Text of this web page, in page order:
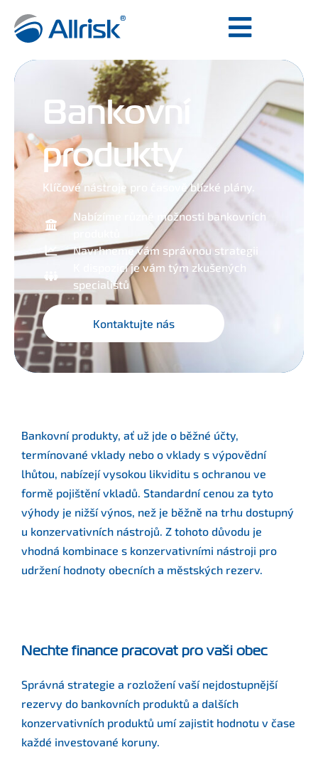
Bankovní
produkty
Klíčové nástroje pro časově blízké plány.
Nabízíme různé možnosti bankovních
Navrhneme vám správnou strategii
K dispozici je vám tým zkušených
specialistů
Kontaktujte nás
Bankovní produkty, ať už jde o běžné účty,
termínované vklady nebo o vklady s výpovědní
lhůtou, nabízejí vysokou likviditu s ochranou ve
formě pojištění vkladů. Standardní cenou za tyto
výhody je nižší výnos, než je běžně na trhu dostupný
u konzervativních nástrojů. Z tohoto důvodu je
vhodná kombinace s konzervativními nástroji pro
udržení hodnoty obecních a městských rezerv.
Nechte finance pracovat pro vaši obec
Správná strategie a rozložení vaší nejdostupnější
rezervy do bankovních produktů a dalších
konzervativních produktů umí zajistit hodnotu v čase
každé investované koruny.